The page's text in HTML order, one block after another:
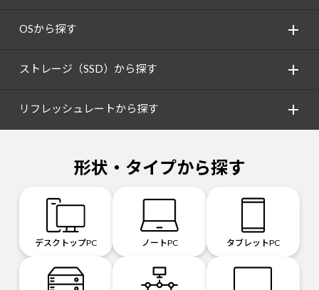
OSから探す
ストレージ（SSD）から探す
リフレッシュレートから探す
形状・タイプから探す
デスクトップPC ノートPC タブレットPC